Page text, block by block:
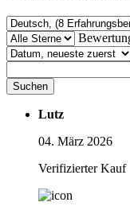
Suchen
Lutz
04. März 2026
Verifizierter Kauf